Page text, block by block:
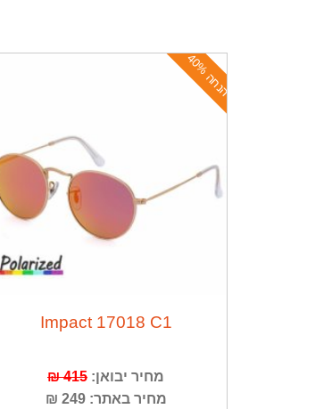
ה
נ
ח
ה
4
0
%
Impact 17018 C1
מחיר יבואן: 415 ₪
מחיר באתר: 249 ₪